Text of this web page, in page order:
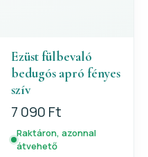
Ezüst fülbevaló
bedugós apró fényes
szív
7 090 Ft
Raktáron, azonnal
átvehető